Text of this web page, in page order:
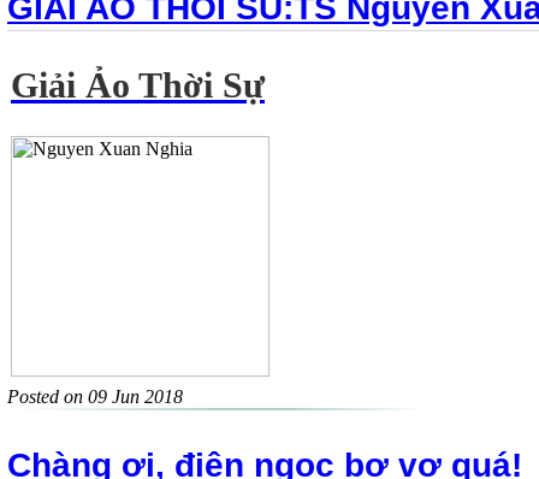
GIAI AO THOI SU:TS Nguyen
Giải Ảo Thời Sự
Posted on 09 Jun 2018
Chàng ơi, điện ngọc bơ vơ quá!